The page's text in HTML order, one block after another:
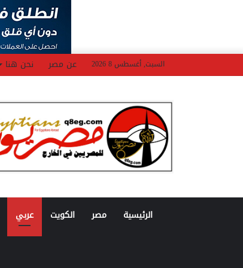
السبت, أغسطس 8 2026 عن مصر نحن هنا
الرئيسية مصر الكويت عربي